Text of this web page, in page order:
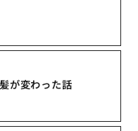
が変わった話